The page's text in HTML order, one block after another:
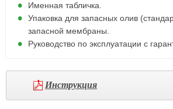
Именная табличка.
Упаковка для запасных олив
запасной мембраны.
Руководство по эксплуатации с
Инструкция